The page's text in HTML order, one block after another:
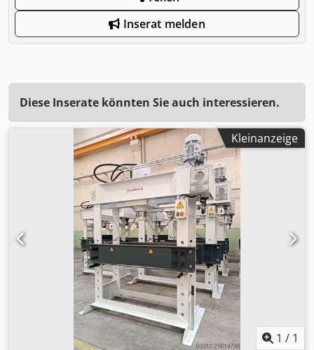
Inserat melden
Diese Inserate könnten Sie auch interessieren.
Kleinanzeige
1 / 1